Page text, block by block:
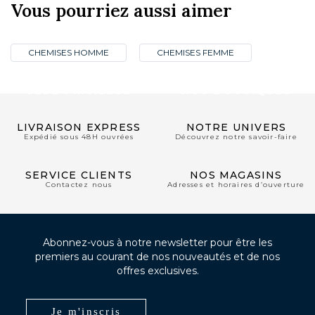
Vous pourriez aussi aimer
CHEMISES HOMME CHEMISES FEMME
LIVRAISON EXPRESS
Expédié sous 48H ouvrées
NOTRE UNIVERS
Découvrez notre savoir-faire
SERVICE CLIENTS
Contactez nous
NOS MAGASINS
Adresses et horaires d’ouverture
Abonnez-vous à notre newsletter pour être les
premiers au courant de nos nouveautés et de nos
offres exclusives.
Je m'inscris